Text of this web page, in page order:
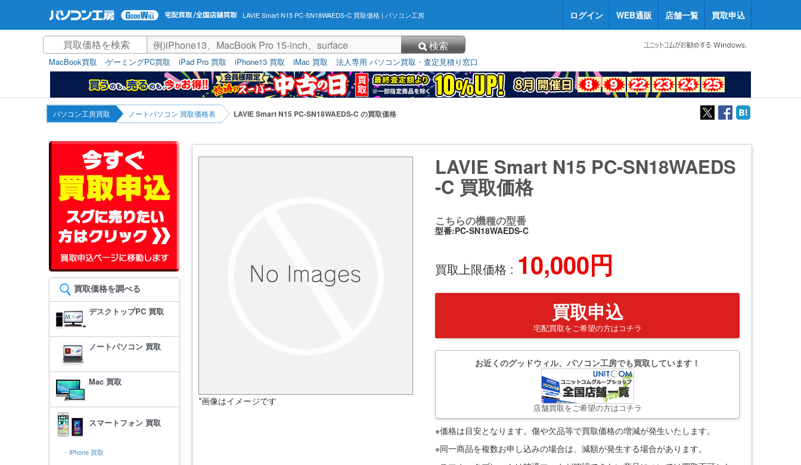
LAVIE Smart N15 PC-SN18WAEDS-C 買取価格 | パソコン工房 ログイン WEB通販 店舗一覧 買取申込
検索
MacBook買取 ゲーミングPC買取 iPad Pro 買取 iPhone13 買取 iMac 買取 法人専用 パソコン買取・査定見積り窓口
パソコン工房買取 ノートパソコン 買取価格表 LAVIE Smart N15 PC-SN18WAEDS-C の買取価格
*画像はイメージです
LAVIE Smart N15 PC-SN18WAEDS
-C 買取価格
こちらの機種の型番
型番:PC-SN18WAEDS-C
買取上限価格 : 10,000円
買取申込
宅配買取をご希望の方はコチラ
お近くのグッドウィル、パソコン工房でも買取しています！
店舗買取をご希望の方はコチラ
※価格は目安となります。傷や欠品等で買取価格の増減が発生いたします。
※同一商品を複数お申し込みの場合は、減額が発生する場合があります。
買取価格を調べる
デスクトップPC 買取
ノートパソコン 買取
Mac 買取
スマートフォン 買取
・iPhone 買取